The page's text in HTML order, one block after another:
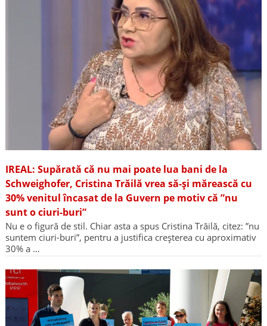
IREAL: Supărată că nu mai poate lua bani de la
Schweighofer, Cristina Trăilă vrea să-și mărească cu
30% venitul încasat de la Guvern pe motiv că ”nu
sunt o ciuri-buri”
Nu e o figură de stil. Chiar asta a spus Cristina Trăilă, citez: ”nu
suntem ciuri-buri”, pentru a justifica creșterea cu aproximativ
30% a …